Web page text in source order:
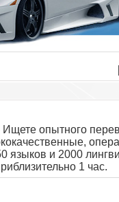
Ищете опытного
языков и 2000
1 час.